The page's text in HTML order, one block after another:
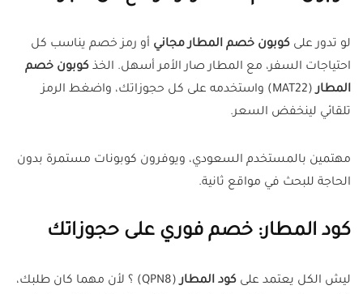
لو تدور على كوبون خصم المطار مجاني أو رمز خصم يناسب كل
احتياجات السفر، مع المطار صار الأمر أسهل. الخذ كوبون خصم
المطار
(MAT22) واستخدمه على كل حجوزاتك، واضغط الرمز
تلقائي لينخفض السعر.
مهتمين بالمستخدم السعودي، ويوفرون كوبونات مستمرة بدون
الحاجة للبحث في مواقع ثانية.
كود المطار: خصم فوري على حجوزاتك
ليش الكل يعتمد على كود المطار
(QPN8) ؟ لأن مهما كان طلبك،